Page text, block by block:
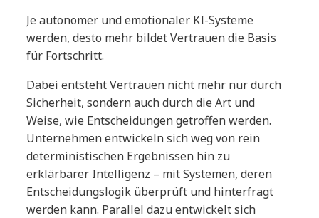
Je autonomer und emotionaler KI-Systeme
werden, desto mehr bildet Vertrauen die Basis
für Fortschritt.
Dabei entsteht Vertrauen nicht mehr nur durch
Sicherheit, sondern auch durch die Art und
Weise, wie Entscheidungen getroffen werden.
Unternehmen entwickeln sich weg von rein
deterministischen Ergebnissen hin zu
erklärbarer Intelligenz – mit Systemen, deren
Entscheidungslogik überprüft und hinterfragt
werden kann. Parallel dazu entwickelt sich